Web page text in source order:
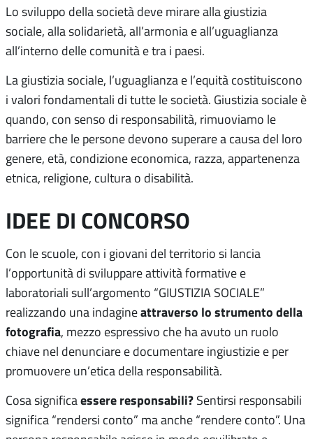
Lo sviluppo della società deve mirare alla giustizia
sociale, alla solidarietà, all’armonia e all’uguaglianza
all’interno delle comunità e tra i paesi.
La giustizia sociale, l’uguaglianza e l’equità costituiscono
i valori fondamentali di tutte le società. Giustizia sociale è
quando, con senso di responsabilità, rimuoviamo le
barriere che le persone devono superare a causa del loro
genere, età, condizione economica, razza, appartenenza
etnica, religione, cultura o disabilità.
IDEE DI CONCORSO
Con le scuole, con i giovani del territorio si lancia
l’opportunità di sviluppare attività formative e
laboratoriali sull’argomento “GIUSTIZIA SOCIALE”
realizzando una indagineattraverso lo strumento della
fotografia, mezzo espressivo che ha avuto un ruolo
chiave nel denunciare e documentare ingiustizie e per
promuovere un’etica della responsabilità.
Cosa significaessere responsabili? Sentirsi responsabili
significa “rendersi conto” ma anche “rendere conto”. Una